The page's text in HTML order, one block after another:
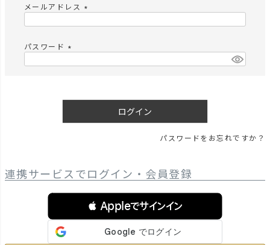
メールアドレス
)
パスワード
ログイン
パスワードをお忘れですか？
連携サービスでログイン・会員登録
 Appleでサインイン